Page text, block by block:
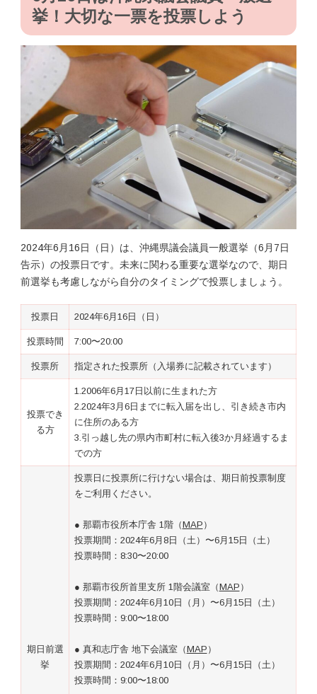
挙！大切な一票を投票しよう
2024年6月16日（日）は、沖縄県議会議員一般選挙（6月7日
告示）の投票日です。未来に関わる重要な選挙なので、期日
前選挙も考慮しながら自分のタイミングで投票しましょう。
投票日 2024年6月16日（日）
投票時間 7:00〜20:00
投票所 指定された投票所（入場券に記載されています）
投票でき
る方
1.2006年6月17日以前に生まれた方
2.2024年3月6日までに転入届を出し、引き続き市内
に住所のある方
3.引っ越し先の県内市町村に転入後3か月経過するま
での方
期日前選
挙
投票日に投票所に行けない場合は、期日前投票制度
をご利用ください。
● 那覇市役所本庁舎 1階（MAP ）
投票期間：2024年6月8日（土）〜6月15日（土）
投票時間：8:30〜20:00
● 那覇市役所首里支所 1階会議室（MAP ）
投票期間：2024年6月10日（月）〜6月15日（土）
投票時間：9:00〜18:00
● 真和志庁舎 地下会議室（MAP ）
投票期間：2024年6月10日（月）〜6月15日（土）
投票時間：9:00〜18:00